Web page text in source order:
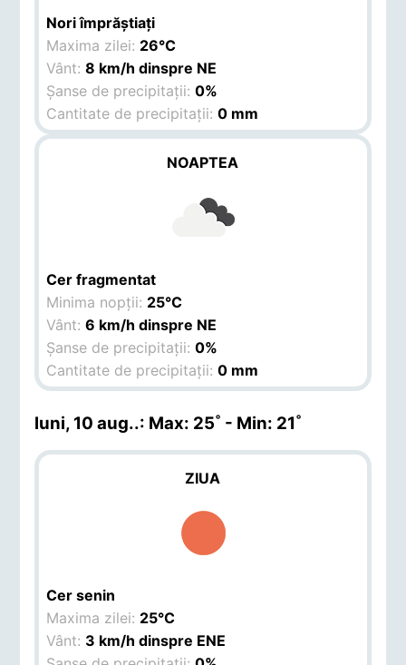
Nori împrăștiați
Maxima zilei: 26°C
Vânt:8 km/h dinspre NE
Șanse de precipitații:0%
Cantitate de precipitații:0 mm
NOAPTEA
Cer fragmentat
Minima nopții: 25°C
Vânt:6 km/h dinspre NE
Șanse de precipitații:0%
Cantitate de precipitații:0 mm
luni, 10 aug..: Max: 25˚ - Min: 21˚
ZIUA
Cer senin
Maxima zilei: 25°C
Vânt: 3 km/h dinspre ENE